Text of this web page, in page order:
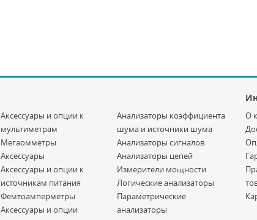
Аксессуары и опции к
мультиметрам
Мегаомметры
Аксессуары
Аксессуары и опции к
источникам питания
Фемтоамперметры
Аксессуары и опции
Анализаторы коэффициента
шума и источники шума
Анализаторы сигналов
Анализаторы цепей
Измерители мощности
Логические анализаторы
Параметрические
анализаторы
О